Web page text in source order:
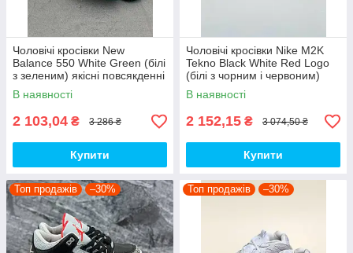
Чоловічі кросівки New
Balance 550 White Green (білі
з зеленим) якісні повсякденні
кроси NB020 top
В наявності
2 103,04 ₴ 3 286 ₴
Купити
Чоловічі кросівки Nike M2K
Tekno Black White Red Logo
(білі з чорним і червоним)
спортивні демі кроси PD7430
топ
В наявності
2 152,15 ₴ 3 074,50 ₴
Купити
Топ продажів –30% Топ продажів –30%